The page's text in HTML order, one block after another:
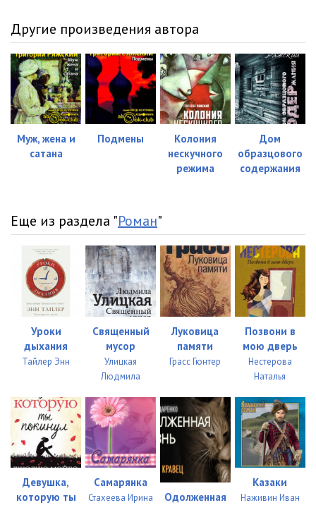
Другие произведения автора
Муж, жена и
сатана
Подмены
Колония
нескучного
режима
Дом
образцового
содержания
Еще из раздела "Роман"
Уроки
дыхания
Тайлер Энн
Священный
мусор
Улицкая
Людмила
Луковица
памяти
Грасс Гюнтер
Позвони в
мою дверь
Нестерова
Наталья
Девушка,
которую ты
Самарянка
Стахеева Ирина
Одолженная
Казаки
Наживин Иван